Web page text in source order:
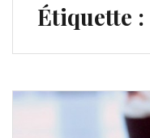
Étiquette :